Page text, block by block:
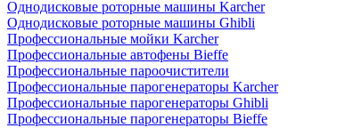
Однодисковые роторные машины Karcher
Однодисковые роторные машины Ghibli
Профессиональные мойки Karcher
Профессиональные автофены Bieffe
Профессиональные пароочистители
Профессиональные парогенераторы Karcher
Профессиональные парогенераторы Ghibli
Профессиональные парогенераторы Bieffe